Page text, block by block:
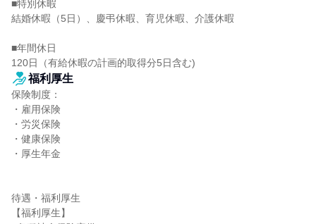
■特別休暇
結婚休暇（5日）、慶弔休暇、育児休暇、介護休暇
■年間休日
120日（有給休暇の計画的取得分5日含む)
福利厚生
保険制度：
・雇用保険
・労災保険
・健康保険
・厚生年金
待遇・福利厚生
【福利厚生】